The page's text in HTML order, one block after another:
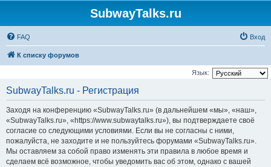
SubwayTalks.ru
FAQ Вход
К списку форумов
Язык:
SubwayTalks.ru - Регистрация
Заходя на конференцию «SubwayTalks.ru» (в дальнейшем «мы», «наш»,
«SubwayTalks.ru», «https://www.subwaytalks.ru»), вы подтверждаете своё
согласие со следующими условиями. Если вы не согласны с ними,
пожалуйста, не заходите и не пользуйтесь форумами «SubwayTalks.ru».
Мы оставляем за собой право изменять эти правила в любое время и
сделаем всё возможное, чтобы уведомить вас об этом, однако с вашей